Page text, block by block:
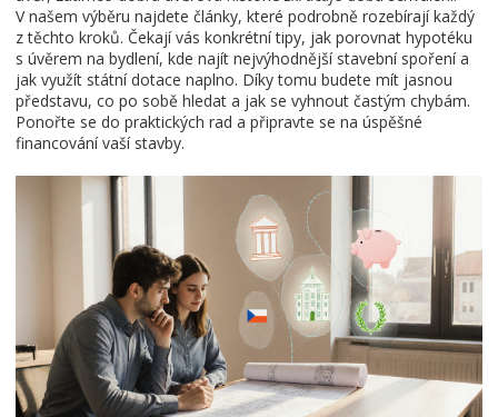
V našem výběru najdete články, které podrobně rozebírají každý
z těchto kroků. Čekají vás konkrétní tipy, jak porovnat hypotéku
s úvěrem na bydlení, kde najít nejvýhodnější stavební spoření a
jak využít státní dotace naplno. Díky tomu budete mít jasnou
představu, co po sobě hledat a jak se vyhnout častým chybám.
Ponořte se do praktických rad a připravte se na úspěšné
financování vaší stavby.